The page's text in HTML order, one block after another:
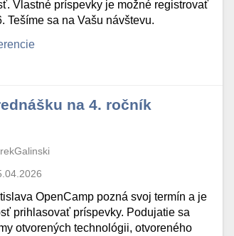
Vlastné príspevky je možné registrovať
Tešíme sa na Vašu návštevu.
na 4. ročník
OpenCamp pozná svoj termín a je
prihlasovať príspevky. Podujatie sa
otvorených technológii, otvoreného